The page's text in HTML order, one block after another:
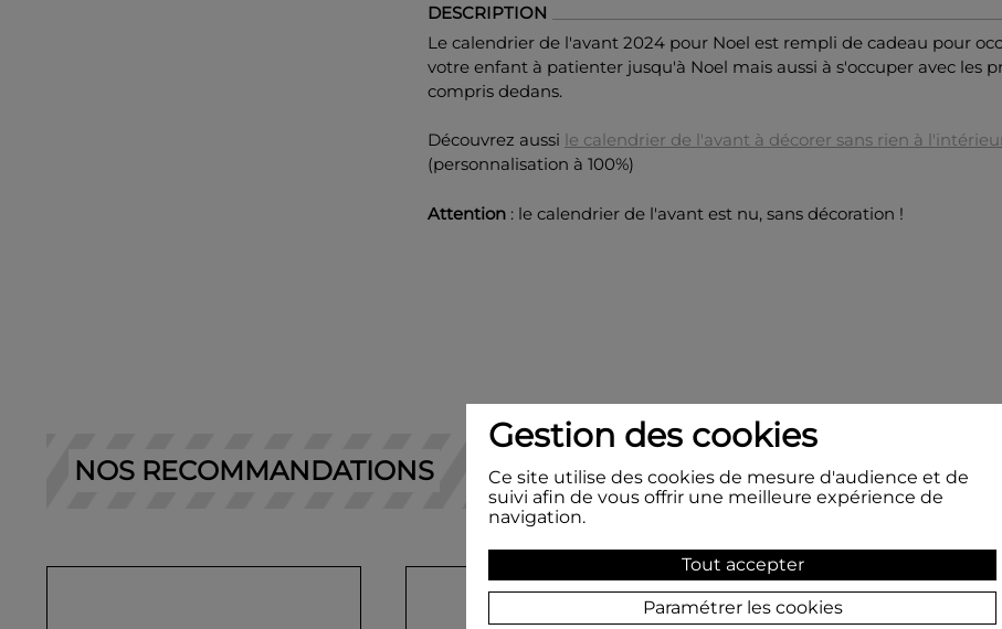
DESCRIPTION
Le calendrier de l'avant 2024 pour Noel est rempli de cadeau pour
votre enfant à patienter jusqu'à Noel mais aussi à s'occuper avec les
compris dedans.
Découvrez aussi le calendrier de l'avant à décorer sans rien à
(personnalisation à 100%)
Attention : le calendrier de l'avant est nu, sans décoration !
NOS RECOMMANDATIONS
Gestion des cookies
Ce site utilise des cookies de mesure d'audience et de
suivi afin de vous offrir une meilleure expérience de
navigation.
Tout accepter
Paramétrer les cookies